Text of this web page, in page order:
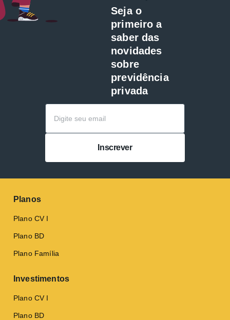
Seja o
primeiro a
saber das
novidades
sobre
previdência
privada
Inscrever
Planos
Plano CV I
Plano BD
Plano Família
Investimentos
Plano CV I
Plano BD